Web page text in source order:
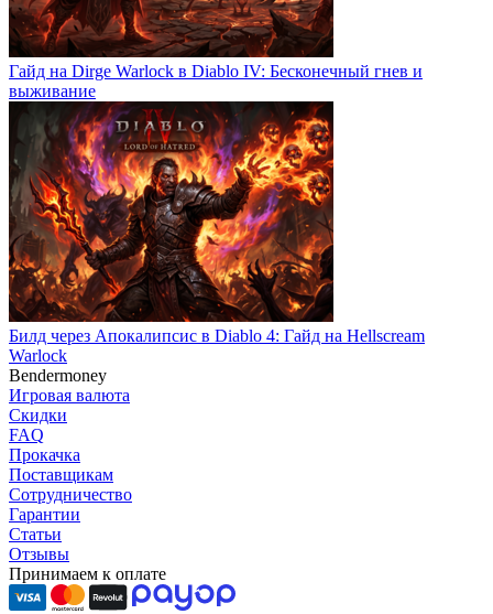
Гайд на Dirge Warlock в Diablo IV: Бесконечный гнев и
выживание
Билд через Апокалипсис в Diablo 4: Гайд на Hellscream
Warlock
Bendermoney
Игровая валюта
Скидки
FAQ
Прокачка
Поставщикам
Сотрудничество
Гарантии
Статьи
Отзывы
Принимаем к оплате